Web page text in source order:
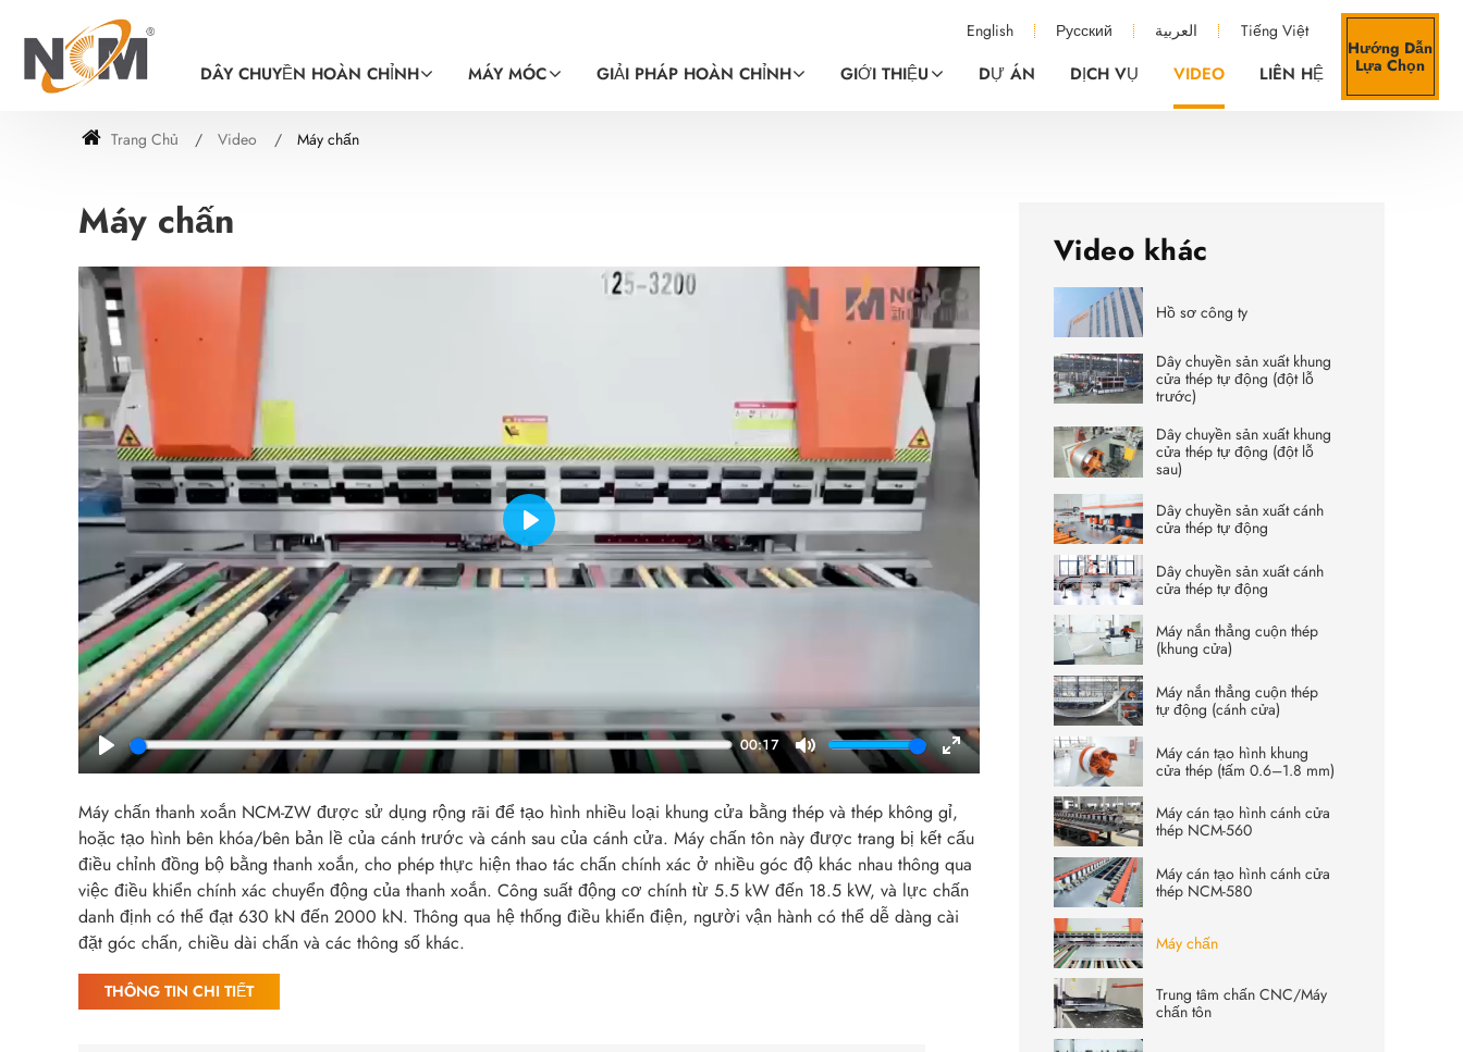
Hướng Dẫn
Lựa Chọn
English Русский العربية Tiếng Việt
DÂY CHUYỀN HOÀN CHỈNH MÁY MÓC GIẢI PHÁP HOÀN CHỈNH GIỚI THIỆU DỰ ÁN DỊCH VỤ VIDEO LIÊN HỆ
Trang Chủ Video Máy chấn
Máy chấn
Play
00:17
Mute
Enter
fullscreen
Play
Máy chấn thanh xoắn NCM-ZW được sử dụng rộng rãi để tạo hình nhiều loại khung cửa bằng thép và thép không gỉ,
hoặc tạo hình bên khóa/bên bản lề của cánh trước và cánh sau của cánh cửa. Máy chấn tôn này được trang bị kết cấu
điều chỉnh đồng bộ bằng thanh xoắn, cho phép thực hiện thao tác chấn chính xác ở nhiều góc độ khác nhau thông qua
việc điều khiển chính xác chuyển động của thanh xoắn. Công suất động cơ chính từ 5.5 kW đến 18.5 kW, và lực chấn
danh định có thể đạt 630 kN đến 2000 kN. Thông qua hệ thống điều khiển điện, người vận hành có thể dễ dàng cài
đặt góc chấn, chiều dài chấn và các thông số khác.
THÔNG TIN CHI TIẾT
Video khác
Hồ sơ công ty
Dây chuyền sản xuất khung
cửa thép tự động (đột lỗ
trước)
Dây chuyền sản xuất khung
cửa thép tự động (đột lỗ
sau)
Dây chuyền sản xuất cánh
cửa thép tự động
Dây chuyền sản xuất cánh
cửa thép tự động
Máy nắn thẳng cuộn thép
(khung cửa)
Máy nắn thẳng cuộn thép
tự động (cánh cửa)
Máy cán tạo hình khung
cửa thép (tấm 0.6–1.8 mm)
Máy cán tạo hình cánh cửa
thép NCM-560
Máy cán tạo hình cánh cửa
thép NCM-580
Máy chấn
Trung tâm chấn CNC/Máy
chấn tôn